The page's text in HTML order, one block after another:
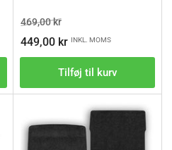
Vejl.pris
469,00 krTilbudspris
449,00 kr INKL. MOMS
Tilføj til kurv